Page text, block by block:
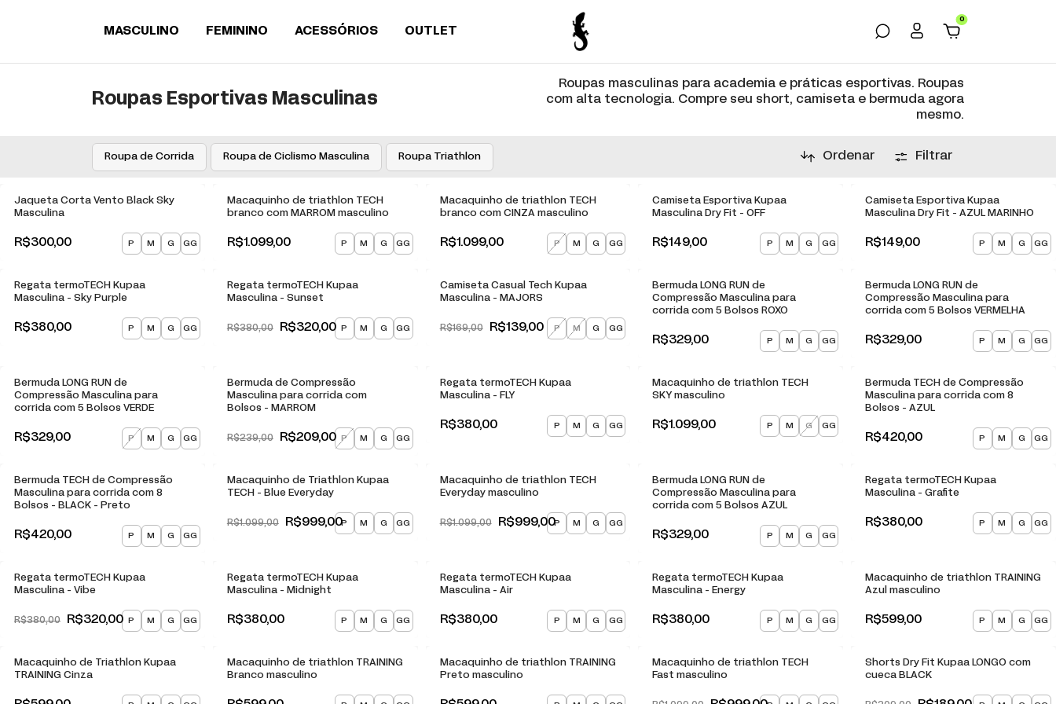
MASCULINO FEMININO ACESSÓRIOS OUTLET
0
Roupas Esportivas Masculinas
Roupas masculinas para academia e práticas esportivas. Roupas
com alta tecnologia. Compre seu short, camiseta e bermuda agora
mesmo.
Roupa de Corrida Roupa de Ciclismo Masculina Roupa Triathlon Ordenar Filtrar
Jaqueta Corta Vento Black Sky
Masculina
R$300,00 P M G GG
Macaquinho de triathlon TECH
branco com MARROM masculino
R$1.099,00 P M G GG
Macaquinho de triathlon TECH
branco com CINZA masculino
R$1.099,00 P M G GG
Camiseta Esportiva Kupaa
Masculina Dry Fit - OFF
R$149,00 P M G GG
Camiseta Esportiva Kupaa
Masculina Dry Fit - AZUL MARINHO
R$149,00 P M G GG
Regata termoTECH Kupaa
Masculina - Sky Purple
R$380,00 P M G GG
Regata termoTECH Kupaa
Masculina - Sunset
R$380,00 R$320,00 P M G GG
Camiseta Casual Tech Kupaa
Masculina - MAJORS
R$169,00 R$139,00 P M G GG
Bermuda LONG RUN de
Compressão Masculina para
corrida com 5 Bolsos ROXO
R$329,00 P M G GG
Bermuda LONG RUN de
Compressão Masculina para
corrida com 5 Bolsos VERMELHA
R$329,00 P M G GG
Bermuda LONG RUN de
Compressão Masculina para
corrida com 5 Bolsos VERDE
R$329,00 P M G GG
Bermuda de Compressão
Masculina para corrida com
Bolsos - MARROM
R$239,00 R$209,00 P M G GG
Regata termoTECH Kupaa
Masculina - FLY
R$380,00 P M G GG
Macaquinho de triathlon TECH
SKY masculino
R$1.099,00 P M G GG
Bermuda TECH de Compressão
Masculina para corrida com 8
Bolsos - AZUL
R$420,00 P M G GG
Bermuda TECH de Compressão
Masculina para corrida com 8
Bolsos - BLACK - Preto
R$420,00 P M G GG
Macaquinho de Triathlon Kupaa
TECH - Blue Everyday
R$1.099,00 R$999,00P M G GG
Macaquinho de triathlon TECH
Everyday masculino
R$1.099,00 R$999,00P M G GG
Bermuda LONG RUN de
Compressão Masculina para
corrida com 5 Bolsos AZUL
R$329,00 P M G GG
Regata termoTECH Kupaa
Masculina - Grafite
R$380,00 P M G GG
Regata termoTECH Kupaa
Masculina - Vibe
R$380,00 R$320,00 P M G GG
Regata termoTECH Kupaa
Masculina - Midnight
R$380,00 P M G GG
Regata termoTECH Kupaa
Masculina - Air
R$380,00 P M G GG
Regata termoTECH Kupaa
Masculina - Energy
R$380,00 P M G GG
Macaquinho de triathlon TRAINING
Azul masculino
R$599,00 P M G GG
Macaquinho de Triathlon Kupaa
TRAINING Cinza
Macaquinho de triathlon TRAINING
Branco masculino
Macaquinho de triathlon TRAINING
Preto masculino
Macaquinho de triathlon TECH
Fast masculino
Shorts Dry Fit Kupaa LONGO com
cueca BLACK